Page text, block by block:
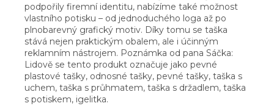
podpořily firemní identitu, nabízíme také možnost
vlastního potisku – od jednoduchého loga až po
plnobarevný grafický motiv. Díky tomu se taška
stává nejen praktickým obalem, ale i účinným
reklamním nástrojem. Poznámka od pana Sáčka:
Lidově se tento produkt označuje jako pevné
plastové tašky, odnosné tašky, pevné tašky, taška s
uchem, taška s průhmatem, taška s držadlem, taška
s potiskem, igelitka.